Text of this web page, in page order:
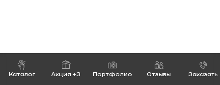
Каталог Акция +3 Портфолио Отзывы Заказать